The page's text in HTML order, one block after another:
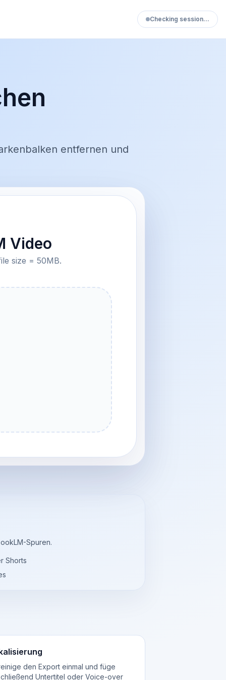
Checking session…
entfernen und
Video
size = 50MB.
Spuren.
Shorts
den Export einmal und füge
Untertitel oder Voice-over